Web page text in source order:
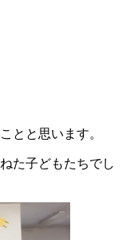
とと思います。
た子どもたちでし